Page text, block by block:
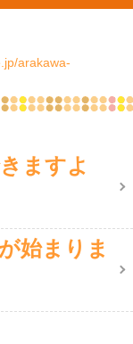
arakawa-
ますよ
始まりま